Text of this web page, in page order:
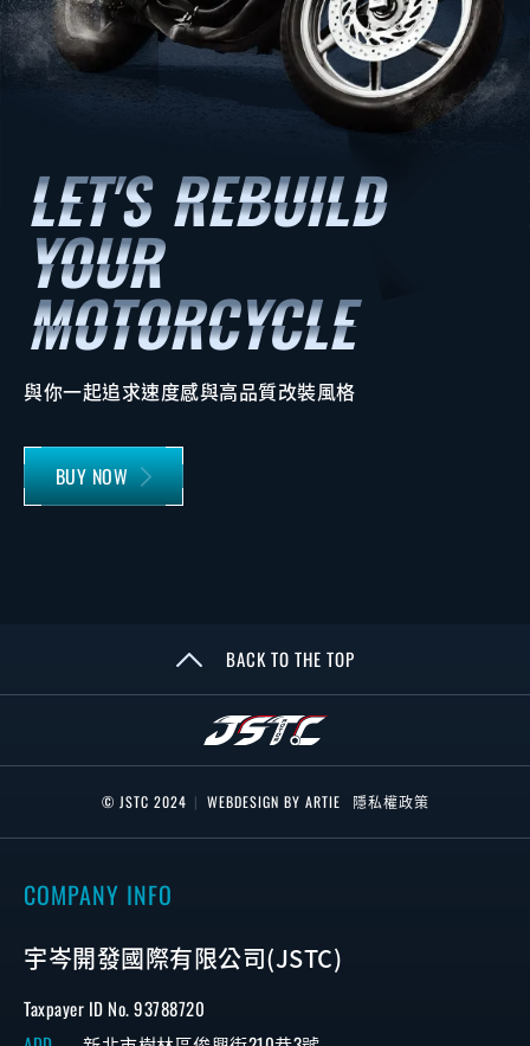
與你一起追求速度感與高品質改裝風格
BUY NOW
BACK TO THE TOP
© JSTC 2024 | WEBDESIGN BY ARTIE 隱私權政策
COMPANY INFO
宇岑開發國際有限公司(JSTC)
Taxpayer ID No. 93788720